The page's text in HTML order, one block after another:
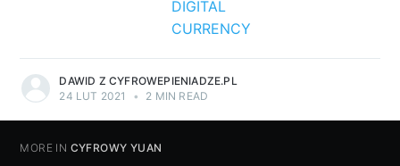
DIGITAL
CURRENCY
DAWID Z CYFROWEPIENIADZE.PL
24 LUT 2021
• 2 MIN READ
MORE IN CYFROWY YUAN